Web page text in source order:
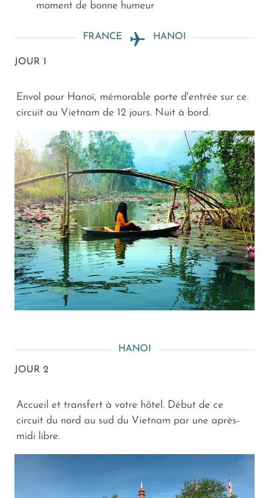
moment de bonne humeur
FRANCE HANOI
JOUR 1
Envol pour Hanoï, mémorable porte d'entrée sur ce
circuit au Vietnam de 12 jours. Nuit à bord.
HANOI
JOUR 2
Accueil et transfert à votre hôtel. Début de ce
circuit du nord au sud du Vietnam par une après-
midi libre.